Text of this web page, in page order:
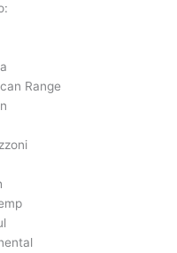
Range